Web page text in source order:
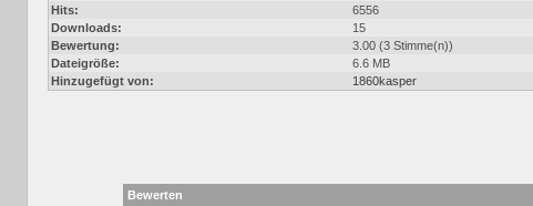
Hits:
6556
Downloads:
15
Bewertung:
3.00 (3 Stimme(n))
Dateigröße:
6.6 MB
Hinzugefügt von:
1860kasper
Bewerten